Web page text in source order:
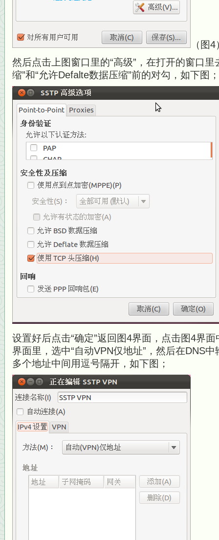
（图4
然后点击上图窗口里的“高级”，在打开的窗口里
缩”和“允许Defalte数据压缩”前的对勾，如下图；
设置好后点击“确定”返回图4界面，点击图4界
界面里，选中“自动VPN仅地址”，然后在DNS
多个地址中间用逗号隔开，如下图；